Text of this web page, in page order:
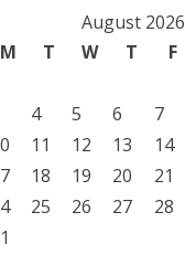
August 2026
M
T W T F
4 5 6 7
11 12 13 14
18 19 20 21
25 26 27 28